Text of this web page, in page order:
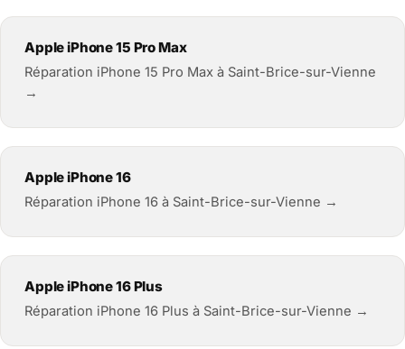
Apple iPhone 15 Pro Max
Réparation iPhone 15 Pro Max à Saint-Brice-sur-Vienne
→
Apple iPhone 16
Réparation iPhone 16 à Saint-Brice-sur-Vienne →
Apple iPhone 16 Plus
Réparation iPhone 16 Plus à Saint-Brice-sur-Vienne →